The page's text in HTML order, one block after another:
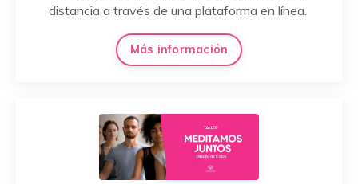
distancia a través de una plataforma en línea.
Más información